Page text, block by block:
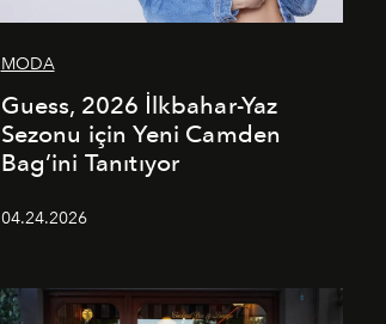
MODA
Guess, 2026 İlkbahar-Yaz
Sezonu için Yeni Camden
Bag’ini Tanıtıyor
04.24.2026